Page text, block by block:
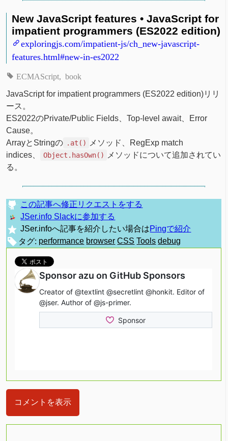
New JavaScript features • JavaScript for
impatient programmers (ES2022 edition)
exploringjs.com/impatient-js/ch_new-javascript-
features.html#new-in-es2022
ECMAScript book
JavaScript for impatient programmers (ES2022 edition)リリ
ース。
ES2022のPrivate/Public Fields、Top-level await、Error
Cause。
ArrayとStringの .at()
メソッド、RegExp match
indices、
Object.hasOwn()
メソッドについて追加されてい
る。
この記事へ修正リクエストをする
JSer.info Slackに参加する
JSer.infoへ記事を紹介したい場合はPingで紹介
タグ: performance browser CSS Tools debug
コメントを表示